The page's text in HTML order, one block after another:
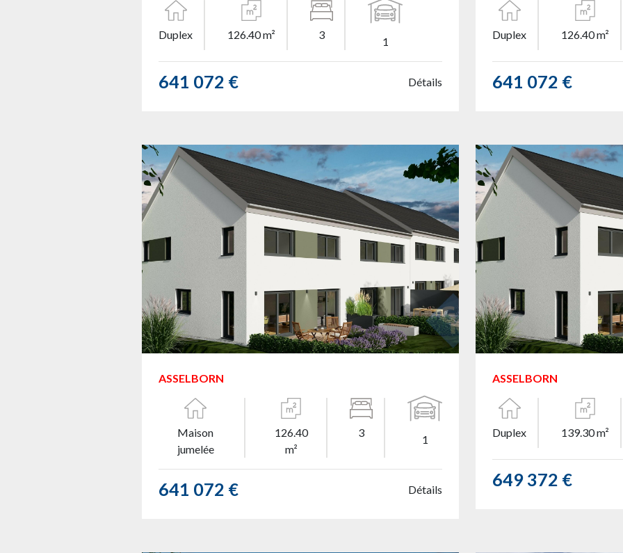
Duplex 126.40 m² 3
1
641 072 € Détails
Duplex 126.40 m²
641 072 €
ASSELBORN
Maison
jumelée
126.40
m²
3
1
641 072 € Détails
ASSELBORN
Duplex 139.30 m²
649 372 €